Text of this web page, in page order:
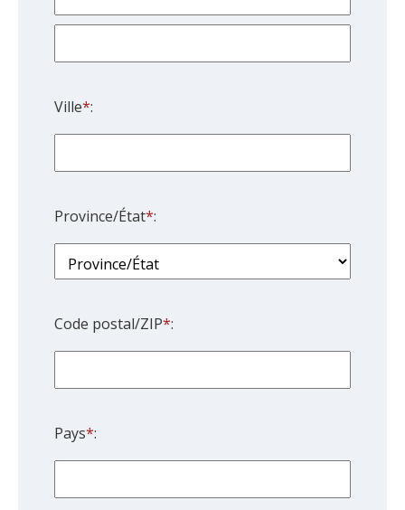
Ville*:
Province/État*:
Code postal/ZIP*:
Pays*: